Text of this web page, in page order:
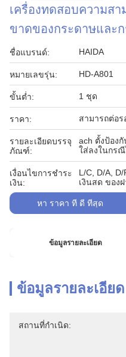
เครื่องทดสอบความส
ขาดของกระดาษและ
ชื่อแบรนด์: HAIDA
หมายเลขรุ่น: HD-A801
ขั้นต่ำ: 1 ชุด
ราคา: สามารถต่อร
รายละเอียดบรรจุ
ภัณฑ์:
ach ตั้งป้อง
ใส่ลงในกร
เงื่อนไขการชำระ
เงิน:
L/C, D/A,
เงินสด ของ
หา ราคา ที่ ดี ที่สุด
ข้อมูลรายละเอียด
ข้อมูลรายละเอียด
สถานที่กำเนิด: